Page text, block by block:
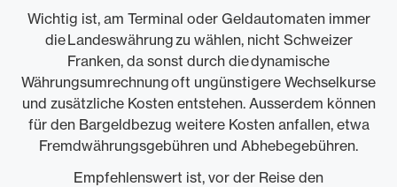
Wichtig ist, am Terminal oder Geldautomaten immer
die Landeswährung zu wählen, nicht Schweizer
Franken, da sonst durch die dynamische
Währungsumrechnung oft ungünstigere Wechselkurse
und zusätzliche Kosten entstehen. Ausserdem können
für den Bargeldbezug weitere Kosten anfallen, etwa
Fremdwährungsgebühren und Abhebegebühren.
Empfehlenswert ist, vor der Reise den